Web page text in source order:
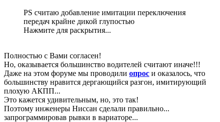
PS считаю добавление имитации переключения
передач крайне дикой глупостью
Нажмите для раскрытия...
Полностью с Вами согласен!
Но, оказывается большинство водителей считают иначе!!!
Даже на этом форуме мы проводили опрос и оказалось, что
большинству нравится дергающийся разгон, имитирующий
плохую АКПП...
Это кажется удивительным, но, это так!
Поэтому инженеры Ниссан сделали правильно...
запрограммировав рывки в вариаторе...